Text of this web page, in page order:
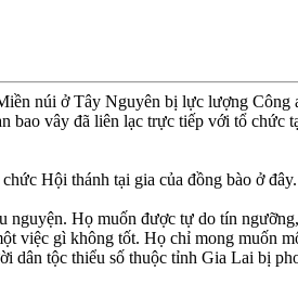
núi ở Tây Nguyên bị lực lượng Công
bao vây đã liên lạc trực tiếp với tổ
Hội thánh tại gia của đồng bào ở đây.
Họ muốn được tự do tín
việc gì không tốt. Họ chỉ mong muốn
dân tộc thiểu số thuộc tỉnh Gia Lai bị